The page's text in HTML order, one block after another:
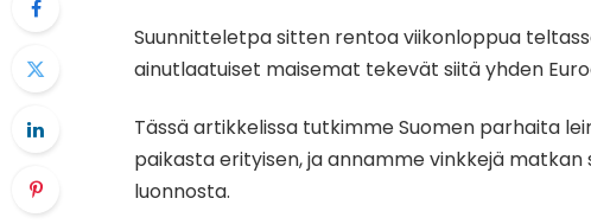
Suunnitteletpa sitten rentoa viikonloppua
ainutlaatuiset maisemat tekevät siitä yhden
Tässä artikkelissa tutkimme Suomen parhaita
paikasta erityisen, ja annamme vinkkejä
luonnosta.